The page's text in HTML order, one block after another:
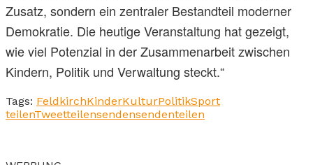
Zusatz, sondern ein zentraler Bestandteil moderner
Demokratie. Die heutige Veranstaltung hat gezeigt,
wie viel Potenzial in der Zusammenarbeit zwischen
Kindern, Politik und Verwaltung steckt.“
Tags: FeldkirchKinderKulturPolitikSport
teilenTweetteilensendensendenteilen